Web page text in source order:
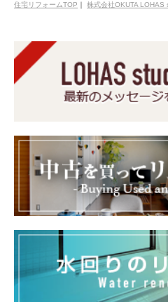
住宅リフォームTOP ｜ 株式会社OKUTA LOHAS